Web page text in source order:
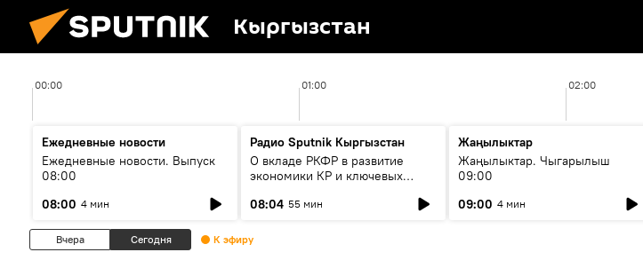
Кыргызстан
00:00 01:00 02:00
Ежедневные новости
Ежедневные новости. Выпуск
08:00
08:00 4 мин
Радио Sputnik Кыргызстан
О вкладе РКФР в развитие
экономики КР и ключевых
08:04 55 мин
Жаңылыктар
Жаңылыктар. Чыгарылыш
09:00
09:00 4 мин
Вчера Сегодня К эфиру